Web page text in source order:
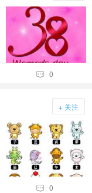
 0
+ 关注
 0